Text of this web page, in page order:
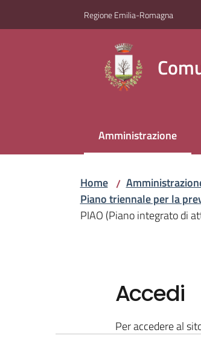
Regione Emilia-Romagna
Amministrazione
Menu selezionato
Home /
Piano triennale per la
PIAO (Piano integrato di
Accedi
Per accedere al